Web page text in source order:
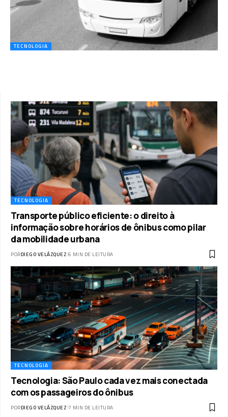
TECNOLOGIA
TECNOLOGIA
Transporte público eficiente: o direito à
informação sobre horários de ônibus como pilar
da mobilidade urbana
PORDIEGO VELÁZQUEZ 6 MIN DE LEITURA
TECNOLOGIA
Tecnologia: São Paulo cada vez mais conectada
com os passageiros do ônibus
PORDIEGO VELÁZQUEZ 7 MIN DE LEITURA